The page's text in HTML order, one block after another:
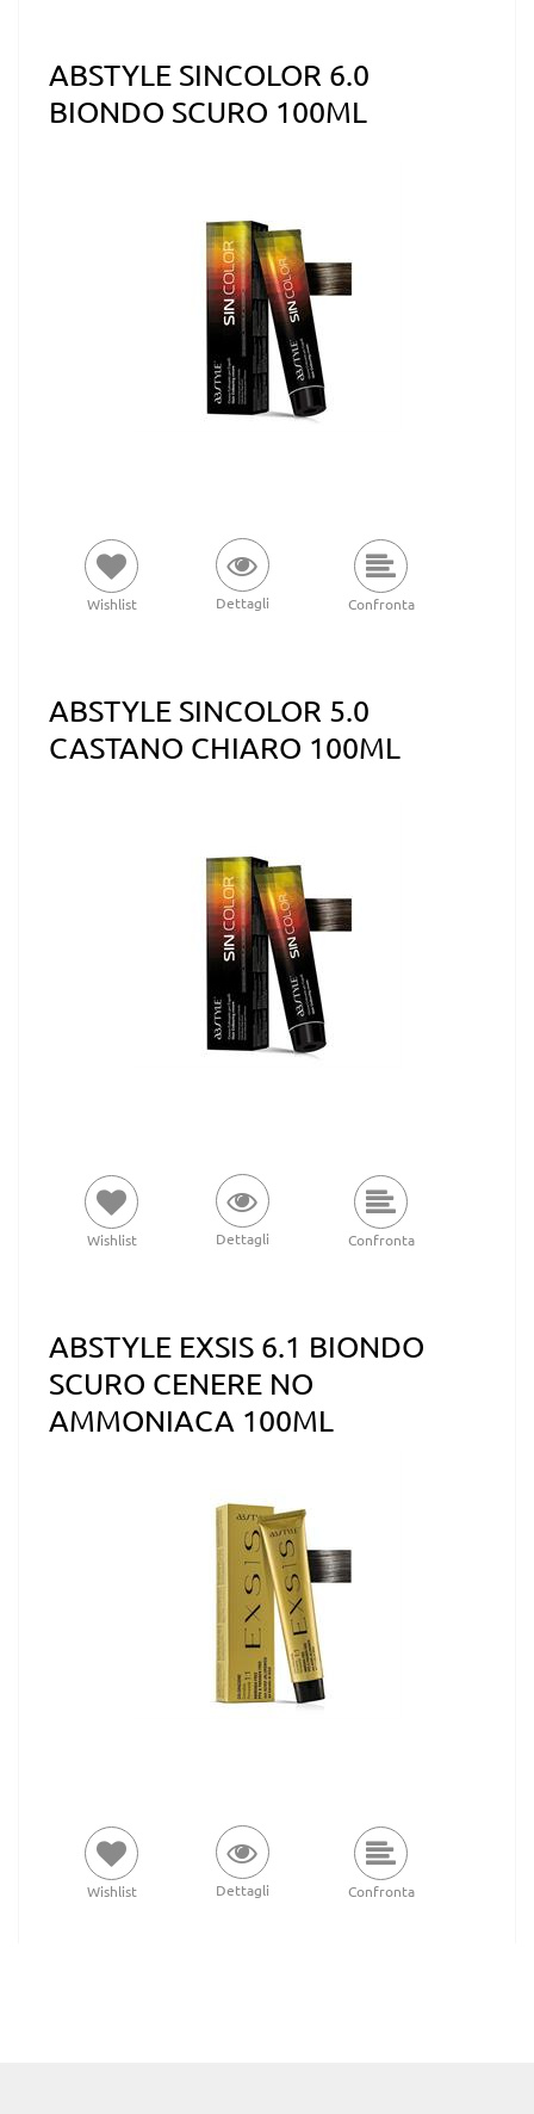
ABSTYLE SINCOLOR 6.0
BIONDO SCURO 100ML
Wishlist Dettagli Confronta
ABSTYLE SINCOLOR 5.0
CASTANO CHIARO 100ML
Wishlist Dettagli Confronta
ABSTYLE EXSIS 6.1 BIONDO
SCURO CENERE NO
AMMONIACA 100ML
Wishlist Dettagli Confronta